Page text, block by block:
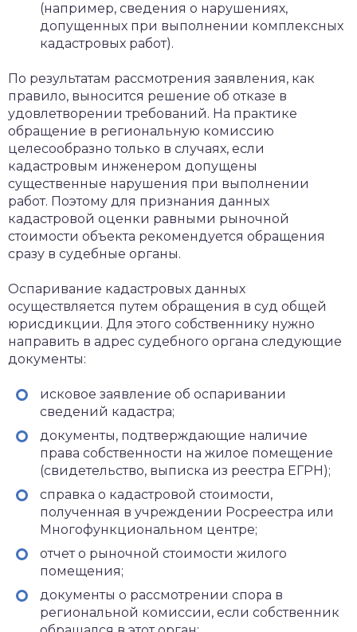
(например, сведения о нарушениях,
допущенных при выполнении комплексных
кадастровых работ).
По результатам рассмотрения заявления, как
правило, выносится решение об отказе в
удовлетворении требований. На практике
обращение в региональную комиссию
целесообразно только в случаях, если
кадастровым инженером допущены
существенные нарушения при выполнении
работ. Поэтому для признания данных
кадастровой оценки равными рыночной
стоимости объекта рекомендуется обращения
сразу в судебные органы.
Оспаривание кадастровых данных
осуществляется путем обращения в суд общей
юрисдикции. Для этого собственнику нужно
направить в адрес судебного органа следующие
документы:
исковое заявление об оспаривании
сведений кадастра;
документы, подтверждающие наличие
права собственности на жилое помещение
(свидетельство, выписка из реестра ЕГРН);
справка о кадастровой стоимости,
полученная в учреждении Росреестра или
Многофункциональном центре;
отчет о рыночной стоимости жилого
помещения;
документы о рассмотрении спора в
региональной комиссии, если собственник